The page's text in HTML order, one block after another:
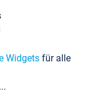
Widgets für alle